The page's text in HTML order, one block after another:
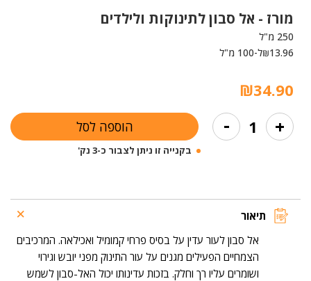
מורז - אל סבון לתינוקות ולילדים
250 מ"ל
₪13.96 ל-100 מ"ל
₪34.90
+
של
- הוספה לסל
בקנייה זו ניתן לצבור כ-3 נק'
תיאור
אל סבון לעור עדין על בסיס פרחי קמומיל ואכילאה. המרכיבים
הצמחיים הפעילים מגנים על עור התינוק מפני יובש וגירוי
ושומרים עליו רך וחלק. בזכות עדינותו יכול האל-סבון לשמש